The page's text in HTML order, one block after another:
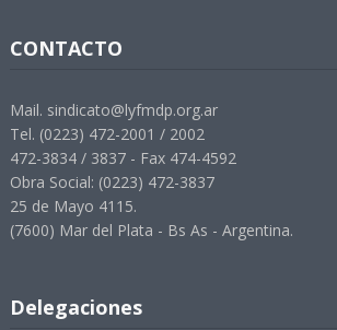
CONTACTO
Mail. sindicato@lyfmdp.org.ar
Tel. (0223) 472-2001 / 2002
472-3834 / 3837 - Fax 474-4592
Obra Social: (0223) 472-3837
25 de Mayo 4115.
(7600) Mar del Plata - Bs As - Argentina.
Delegaciones